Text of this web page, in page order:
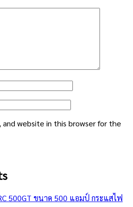
and website in this browser for the